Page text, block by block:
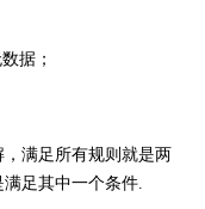
据；
满足所有规则就是两
足其中一个条件.